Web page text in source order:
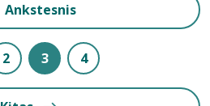
Ankstesnis
2 3 4